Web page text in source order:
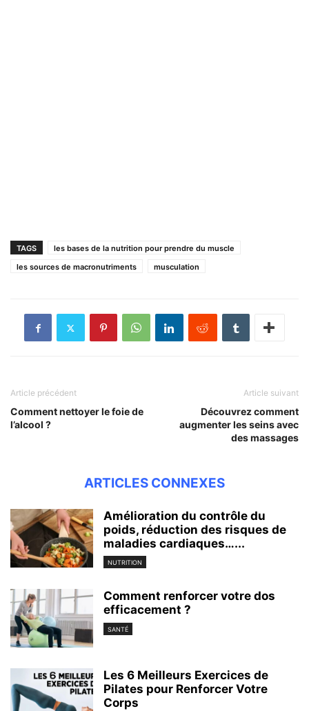
TAGS
les bases de la nutrition pour prendre du muscle
les sources de macronutriments
musculation
Article précédent
Comment nettoyer le foie de
l’alcool ?
Article suivant
Découvrez comment
augmenter les seins avec
des massages
ARTICLES CONNEXES
Amélioration du contrôle du
poids, réduction des risques de
maladies cardiaques…...
NUTRITION
Comment renforcer votre dos
efficacement ?
SANTÉ
Les 6 Meilleurs Exercices de
Pilates pour Renforcer Votre
Corps